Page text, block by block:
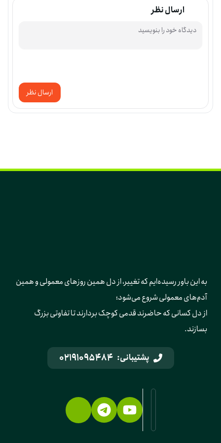
ارسال نظر
ارسال نظر
به این باور رسیده‌ایم که تغییر، از دل همین روزهای معمولی و همین
آدم‌های معمولی شروع می‌شود؛
از دل کسانی که حاضرند قدمی کوچک بردارند تا تفاوتی بزرگ
بسازند.
پشتیبانی: 02191095484